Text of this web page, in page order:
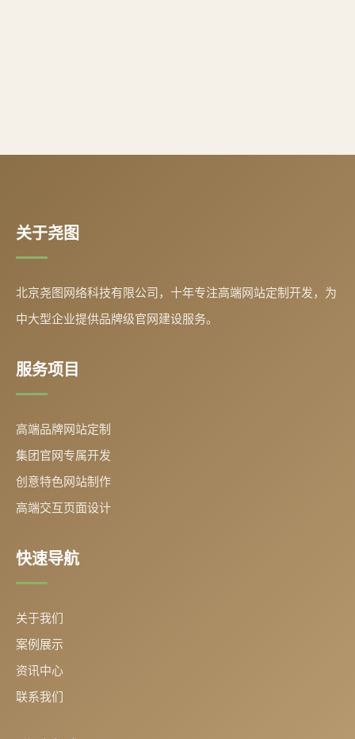
关于尧图
北京尧图网络科技有限公司，十年专注高端网站定制开发，为
中大型企业提供品牌级官网建设服务。
服务项目
高端品牌网站定制
集团官网专属开发
创意特色网站制作
高端交互页面设计
快速导航
关于我们
案例展示
资讯中心
联系我们